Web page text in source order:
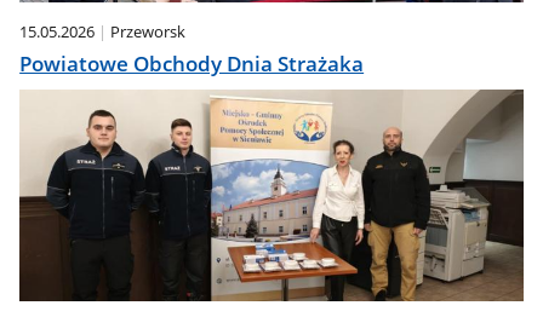
15.05.2026 Przeworsk
Powiatowe Obchody Dnia Strażaka